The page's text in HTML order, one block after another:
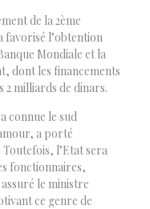
de la 2ème
favorisé l’obtention
Mondiale et la
dont les financements
milliards de dinars.
connue le sud
a porté
l’Etat sera
fonctionnaires,
le ministre
ce genre de